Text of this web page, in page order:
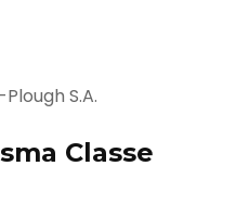
S.A.
Classe